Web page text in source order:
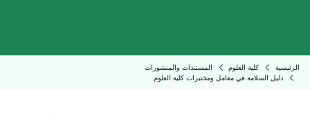
الرئيسية كلية العلوم
المستندات والمنشورات
دليل السلامة في معامل ومختبرات كلية العلوم